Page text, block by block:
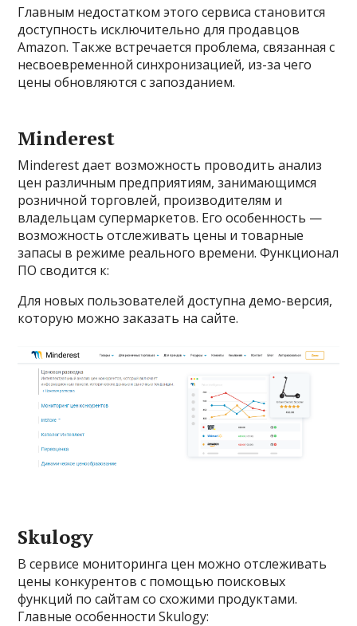
Главным недостатком этого сервиса становится
доступность исключительно для продавцов
Amazon. Также встречается проблема, связанная с
несвоевременной синхронизацией, из-за чего
цены обновляются с запозданием.
Minderest
Minderest дает возможность проводить анализ
цен различным предприятиям, занимающимся
розничной торговлей, производителям и
владельцам супермаркетов. Его особенность —
возможность отслеживать цены и товарные
запасы в режиме реального времени. Функционал
ПО сводится к:
Для новых пользователей доступна демо-версия,
которую можно заказать на сайте.
Skulogy
В сервисе мониторинга цен можно отслеживать
цены конкурентов с помощью поисковых
функций по сайтам со схожими продуктами.
Главные особенности Skulogy: